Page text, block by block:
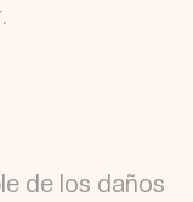
de los daños